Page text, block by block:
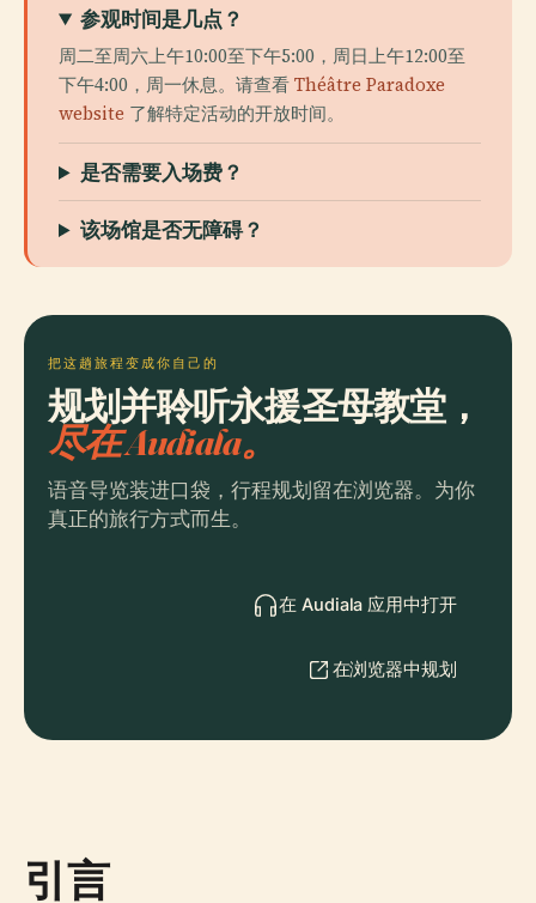
参观时间是几点？
周二至周六上午10:00至下午5:00，周日上午12:00至
下午4:00，周一休息。请查看Théâtre Paradoxe
website 了解特定活动的开放时间。
是否需要入场费？
该场馆是否无障碍？
把这趟旅程变成你自己的
规划并聆听永援圣母教堂，
尽在 Audiala。
语音导览装进口袋，行程规划留在浏览器。为你
真正的旅行方式而生。
在 Audiala 应用中打开
在浏览器中规划
引言